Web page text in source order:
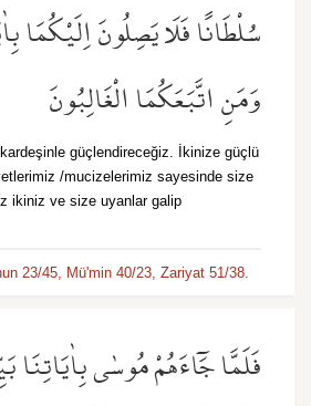
سُلْطَانًا فَلَا يَصِلُونَ اِلَيْكُمَا
وَمَنِ اتَّبَعَكُمَا الْغَالِبُونَ
güçlendireceğiz. İkinize güçlü
/mucizelerimiz sayesinde size
ikiniz ve size uyanlar galip
23/45, Mü'min 40/23, Zariyat 51/38.
فَلَمَّا جَٓاءَهُمْ مُوسٰى بِاٰيَاتِنَا